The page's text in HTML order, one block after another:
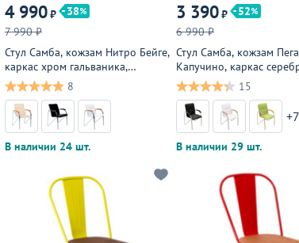
4 990₽
38
7 990 ₽
Стул Самба, кожзам Нитро Бейге,
каркас хром гальваника,
подлокотники светлый орех
8
В наличии 24 шт.
3 390₽
52
6 990 ₽
Стул Самба, кожзам
Капучино, каркас
подлокотники бук, под
15
+7
В наличии 29 шт.